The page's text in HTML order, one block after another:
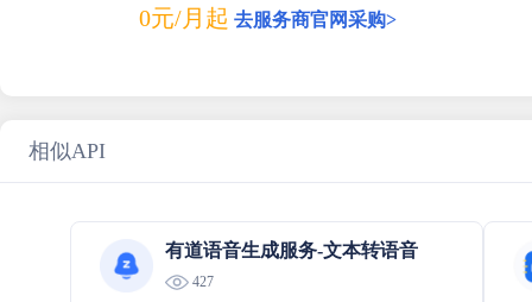
0元/月起 去服务商官网采购>
相似API
有道语音生成服务-文本转语音
427